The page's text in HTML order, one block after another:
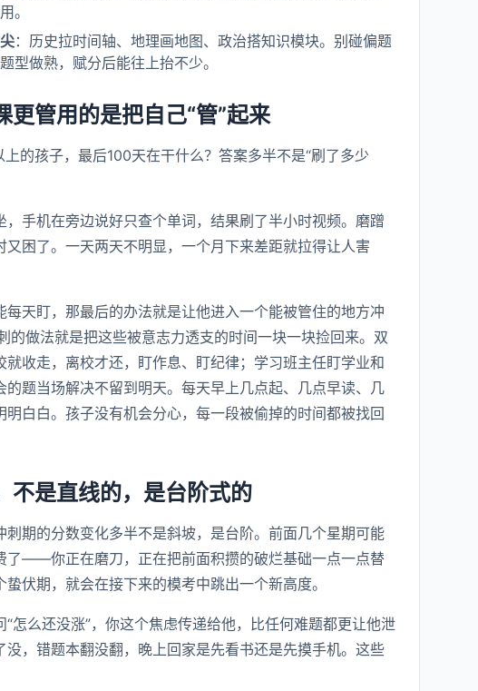
。
：历史拉时间轴、地理画地图、政治搭知识模块。别碰偏题
型做熟，赋分后能往上抬不少。
管用的是把自己“管”起来
的孩子，最后100天在干什么？答案多半不是“刷了多少
手机在旁边说好只查个单词，结果刷了半小时视频。磨蹭
困了。一天两天不明显，一个月下来差距就拉得让人害
天盯，那最后的办法就是让他进入一个能被管住的地方冲
的做法就是把这些被意志力透支的时间一块一块捡回来。双
收走，离校才还，盯作息、盯纪律；学习班主任盯学业和
题当场解决不留到明天。每天早上几点起、几点早读、几
白白。孩子没有机会分心，每一段被偷掉的时间都被找回
不是直线的，是台阶式的
期的分数变化多半不是斜坡，是台阶。前面几个星期可能
了——你正在磨刀，正在把前面积攒的破烂基础一点一点替
伏期，就会在接下来的模考中跳出一个新高度。
怎么还没涨”，你这个焦虑传递给他，比任何难题都更让他泄
，错题本翻没翻，晚上回家是先看书还是先摸手机。这些